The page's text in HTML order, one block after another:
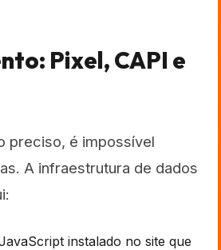
Pixel, CAPI e
preciso, é impossível
A infraestrutura de dados
instalado no site que